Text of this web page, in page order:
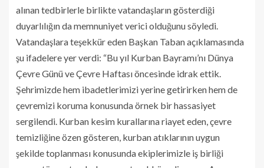
alınan tedbirlerle birlikte vatandaşların gösterdiği
duyarlılığın da memnuniyet verici olduğunu söyledi.
Vatandaşlara teşekkür eden Başkan Taban açıklamasında
şu ifadelere yer verdi: “Bu yıl Kurban Bayramı’nı Dünya
Çevre Günü ve Çevre Haftası öncesinde idrak ettik.
Şehrimizde hem ibadetlerimizi yerine getirirken hem de
çevremizi koruma konusunda örnek bir hassasiyet
sergilendi. Kurban kesim kurallarına riayet eden, çevre
temizliğine özen gösteren, kurban atıklarının uygun
şekilde toplanması konusunda ekiplerimizle iş birliği